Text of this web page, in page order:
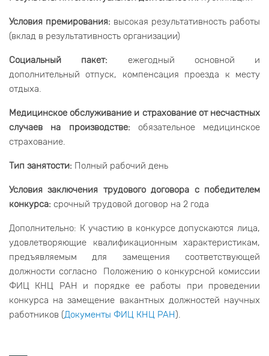
Условия премирования: высокая результативность работы
(вклад в результативность организации)
Социальный пакет: ежегодный основной и
дополнительный отпуск, компенсация проезда к месту
отдыха.
Медицинское обслуживание и страхование от несчастных
случаев на производстве: обязательное медицинское
страхование.
Тип занятости: Полный рабочий день
Условия заключения трудового договора с победителем
конкурса: срочный трудовой договор на 2 года
Дополнительно: К участию в конкурсе допускаются лица,
удовлетворяющие квалификационным характеристикам,
предъявляемым для замещения соответствующей
должности согласно Положению о конкурсной комиссии
ФИЦ КНЦ РАН и порядке ее работы при проведении
конкурса на замещение вакантных должностей научных
работников (Документы ФИЦ КНЦ РАН).